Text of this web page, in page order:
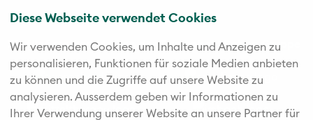
Diese Webseite verwendet Cookies
Wir verwenden Cookies, um Inhalte und Anzeigen zu
personalisieren, Funktionen für soziale Medien anbieten
zu können und die Zugriffe auf unsere Website zu
analysieren. Außerdem geben wir Informationen zu
Ihrer Verwendung unserer Website an unsere Partner für
Die fünf starken Marken der Twerenbold Reisen Gruppe